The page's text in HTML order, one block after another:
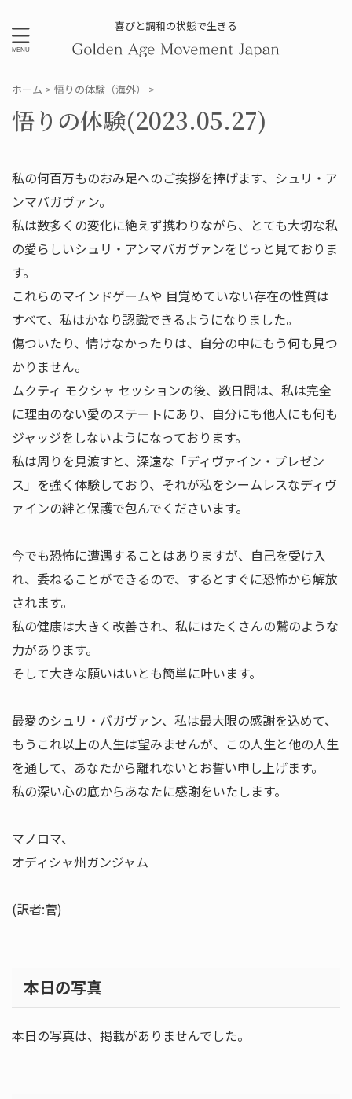
喜びと調和の状態で生きる
ホーム > 悟りの体験（海外） >
悟りの体験(2023.05.27)
私の何百万ものおみ足へのご挨拶を捧げます、シュリ・ア
ンマバガヴァン。
私は数多くの変化に絶えず携わりながら、とても大切な私
の愛らしいシュリ・アンマバガヴァンをじっと見ておりま
す。
これらのマインドゲームや 目覚めていない存在の性質は
すべて、私はかなり認識できるようになりました。
傷ついたり、情けなかったりは、自分の中にもう何も見つ
かりません。
ムクティ モクシャ セッションの後、数日間は、私は完全
に理由のない愛のステートにあり、自分にも他人にも何も
ジャッジをしないようになっております。
私は周りを見渡すと、深遠な「ディヴァイン・プレゼン
ス」を強く体験しており、それが私をシームレスなディヴ
ァインの絆と保護で包んでくださいます。
今でも恐怖に遭遇することはありますが、自己を受け入
れ、委ねることができるので、するとすぐに恐怖から解放
されます。
私の健康は大きく改善され、私にはたくさんの鷲のような
力があります。
そして大きな願いはいとも簡単に叶います。
最愛のシュリ・バガヴァン、私は最大限の感謝を込めて、
もうこれ以上の人生は望みませんが、この人生と他の人生
を通して、あなたから離れないとお誓い申し上げます。
私の深い心の底からあなたに感謝をいたします。
マノロマ、
オディシャ州ガンジャム
(訳者:菅)
本日の写真
本日の写真は、掲載がありませんでした。